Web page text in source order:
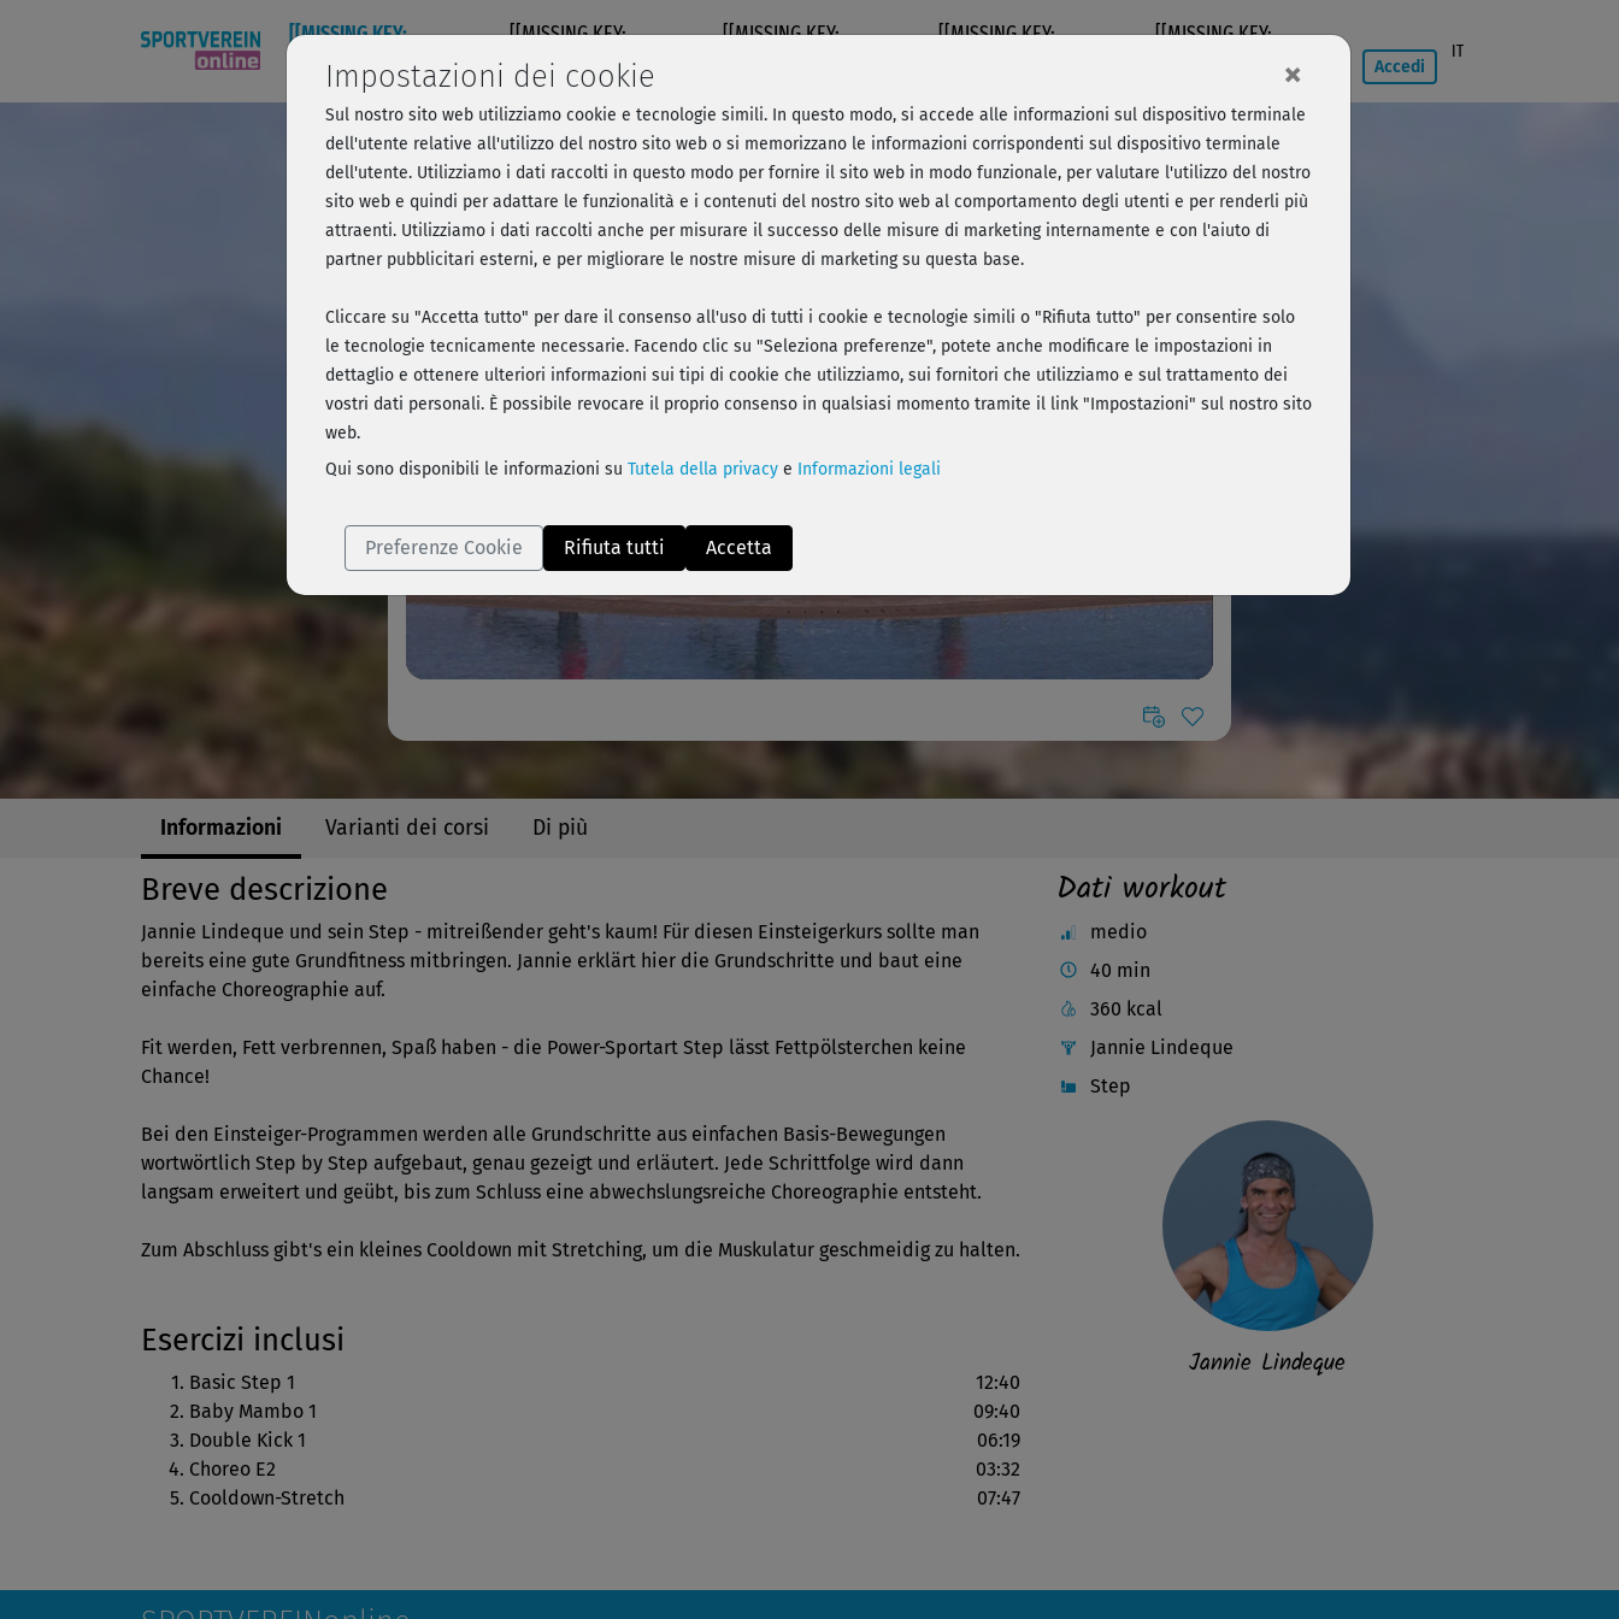
[[MISSING KEY:
NAVIGATION749]]
[[MISSING KEY:
NAVIGATION751]]
[[MISSING KEY:
[[MISSING KEY:
[[MISSING KEY:
NAVIGATION750]]
Accedi
IT
Step mit Jannie - Einsteigerkurs lang
Play
Video
Breve anteprima - Registrati e parti con l'allenamento!
Informazioni Varianti dei corsi Di più
Breve descrizione
Jannie Lindeque und sein Step - mitreißender geht's kaum! Für diesen Einsteigerkurs sollte man
bereits eine gute Grundfitness mitbringen. Jannie erklärt hier die Grundschritte und baut eine
einfache Choreographie auf.
Fit werden, Fett verbrennen, Spaß haben - die Power-Sportart Step lässt Fettpölsterchen keine
Chance!
Bei den Einsteiger-Programmen werden alle Grundschritte aus einfachen Basis-Bewegungen
wortwörtlich Step by Step aufgebaut, genau gezeigt und erläutert. Jede Schrittfolge wird dann
langsam erweitert und geübt, bis zum Schluss eine abwechslungsreiche Choreographie entsteht.
Zum Abschluss gibt's ein kleines Cooldown mit Stretching, um die Muskulatur geschmeidig zu halten.
Esercizi inclusi
Basic Step 1
12:40
Baby Mambo 1
09:40
Double Kick 1
06:19
Choreo E2
03:32
Cooldown-Stretch
07:47
Dati workout
medio
40 min
360 kcal
Jannie Lindeque
Step
Jannie Lindeque
Impostazioni dei cookie ×
Sul nostro sito web utilizziamo cookie e tecnologie simili. In questo modo, si accede alle informazioni sul dispositivo terminale
dell'utente relative all'utilizzo del nostro sito web o si memorizzano le informazioni corrispondenti sul dispositivo terminale
dell'utente. Utilizziamo i dati raccolti in questo modo per fornire il sito web in modo funzionale, per valutare l'utilizzo del nostro
sito web e quindi per adattare le funzionalità e i contenuti del nostro sito web al comportamento degli utenti e per renderli più
attraenti. Utilizziamo i dati raccolti anche per misurare il successo delle misure di marketing internamente e con l'aiuto di
partner pubblicitari esterni, e per migliorare le nostre misure di marketing su questa base.
Cliccare su "Accetta tutto" per dare il consenso all'uso di tutti i cookie e tecnologie simili o "Rifiuta tutto" per consentire solo
le tecnologie tecnicamente necessarie. Facendo clic su "Seleziona preferenze", potete anche modificare le impostazioni in
dettaglio e ottenere ulteriori informazioni sui tipi di cookie che utilizziamo, sui fornitori che utilizziamo e sul trattamento dei
vostri dati personali. È possibile revocare il proprio consenso in qualsiasi momento tramite il link "Impostazioni" sul nostro sito
web.
Qui sono disponibili le informazioni su Tutela della privacy e Informazioni legali
Preferenze Cookie Rifiuta tutti Accetta